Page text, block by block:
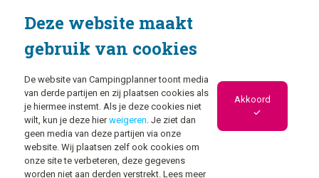
Deze website maakt
gebruik van cookies
De website van Campingplanner toont media
van derde partijen en zij plaatsen cookies als
je hiermee instemt. Als je deze cookies niet
wilt, kun je deze hierweigeren. Je ziet dan
geen media van deze partijen via onze
website. Wij plaatsen zelf ook cookies om
onze site te verbeteren, deze gegevens
worden niet aan derden verstrekt. Lees meer
Akkoord